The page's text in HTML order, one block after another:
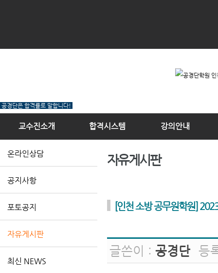
공경단은 합격률로 말합니다!
교수진소개 합격시스템 강의안내
온라인상담
공지사항
포토공지
자유게시판
최신 NEWS
자유게시판
[인천 소방 공무원학원]
글쓴이 : 공경단 등